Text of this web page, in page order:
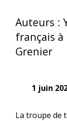
Auteurs :
français à
Grenier
1 juin
La troupe de